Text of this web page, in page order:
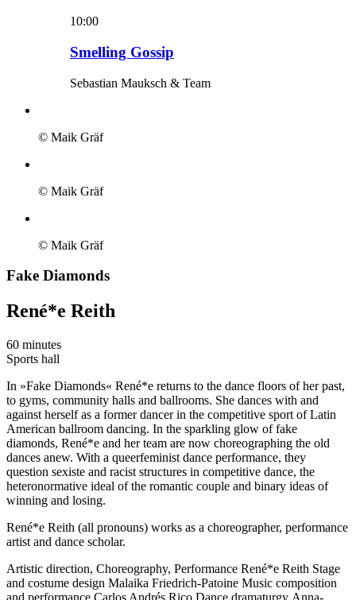
10:00
Smelling Gossip
Sebastian Mauksch & Team
© Maik Gräf
© Maik Gräf
© Maik Gräf
Fake Diamonds
René*e Reith
60 minutes
Sports hall
In »Fake Diamonds« René*e returns to the dance floors of her past,
to gyms, community halls and ballrooms. She dances with and
against herself as a former dancer in the competitive sport of Latin
American ballroom dancing. In the sparkling glow of fake
diamonds, René*e and her team are now choreographing the old
dances anew. With a queerfeminist dance performance, they
question sexiste and racist structures in competitive dance, the
heteronormative ideal of the romantic couple and binary ideas of
winning and losing.
René*e Reith (all pronouns) works as a choreographer, performance
artist and dance scholar.
Artistic direction, Choreography, Performance René*e Reith Stage
and costume design Malaika Friedrich-Patoine Music composition
and performance Carlos Andrés Rico Dance dramaturgy Anna-